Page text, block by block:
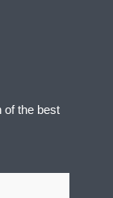
of the best